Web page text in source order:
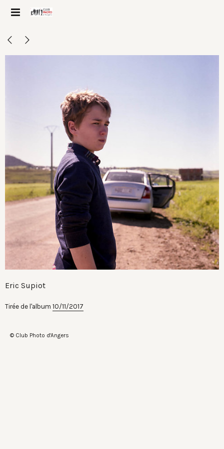
Eric Supiot
Tirée de l'album 10/11/2017
© Club Photo d'Angers